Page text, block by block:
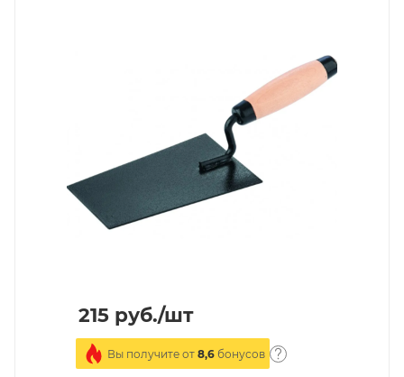
215 руб./шт
Вы получите от 8,6 бонусов